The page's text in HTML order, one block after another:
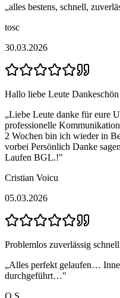
„alles bestens, schnell,
tosc
30.03.2026
Hallo liebe Leute
„Liebe Leute danke für eure
professionelle
2 Wochen bin ich wieder in
vorbei Persönlich Danke
Laufen BGL.!"
Cristian Voicu
05.03.2026
Problemlos zuverlässig schnell
„Alles perfekt gelaufen…
durchgeführt…"
O.S.